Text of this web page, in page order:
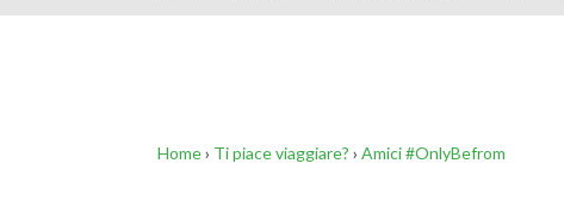
Home› Ti piace viaggiare? › Amici #OnlyBefrom